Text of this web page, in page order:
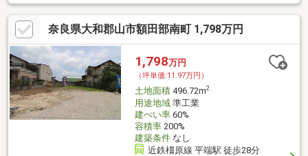
奈良県大和郡山市額田部南町 1,798万円
1,798万円
（坪単価:11.97万円）
土地面積496.72m2
用途地域準工業
建ぺい率60%
容積率200%
建築条件なし
近鉄橿原線 平端駅 徒歩28分